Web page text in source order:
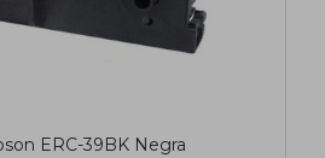
ERC-39BK Negra